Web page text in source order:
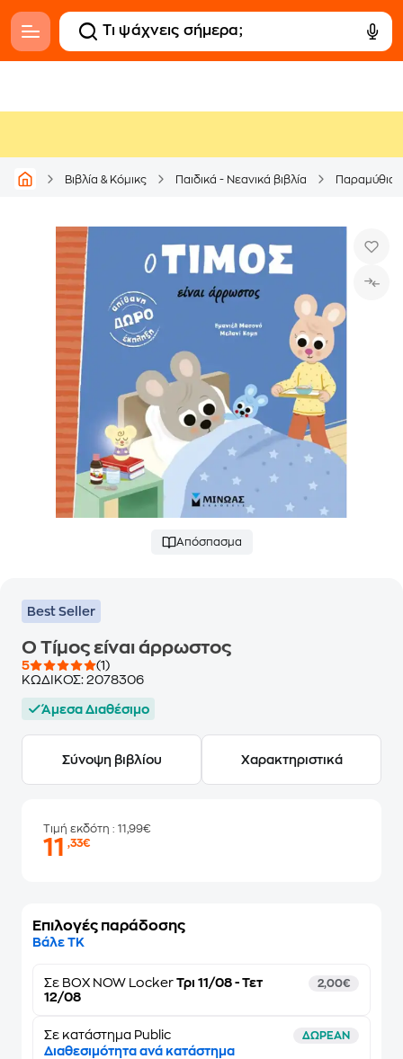
Βιβλία & Κόμικς Παιδικά - Νεανικά βιβλία Παραμύθια
Απόσπασμα
Best Seller
Ο Τίμος είναι άρρωστος
5
(1)
ΚΩΔΙΚΟΣ: 2078306
Άμεσα Διαθέσιμο
Σύνοψη βιβλίου Χαρακτηριστικά
Τιμή εκδότη : 11,99€
11,33€
Επιλογές παράδοσης
Βάλε ΤΚ
Σε BOX NOW Locker Τρι 11/08 - Τετ
12/08
2,00€
Σε κατάστημα Public ΔΩΡΕΑΝ
Διαθεσιμότητα ανά κατάστημα